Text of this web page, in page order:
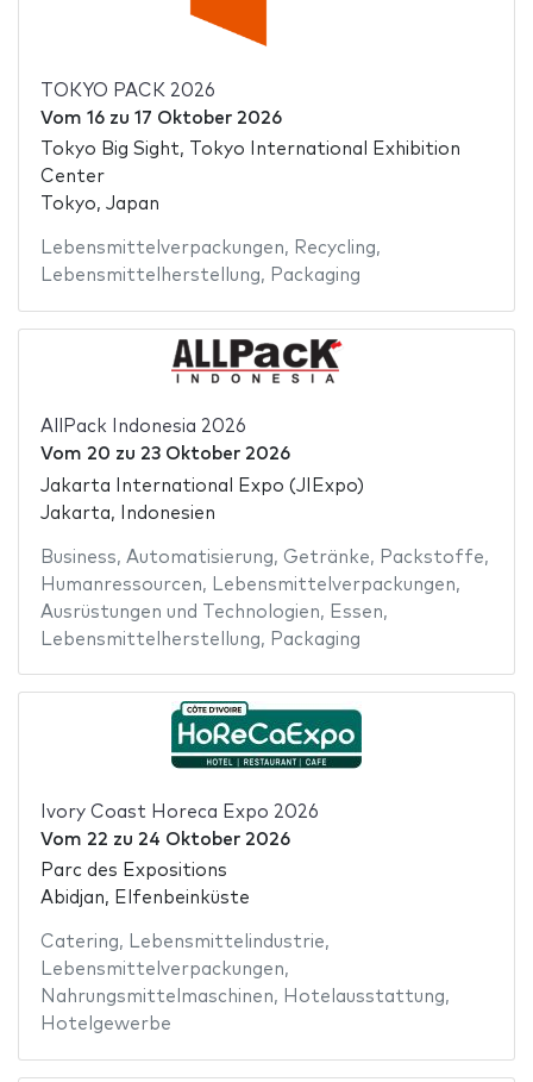
TOKYO PACK 2026
Vom 16zu 17 Oktober 2026
Tokyo Big Sight, Tokyo International Exhibition
Center
Tokyo, Japan
Lebensmittelverpackungen, Recycling,
Lebensmittelherstellung, Packaging
AllPack Indonesia 2026
Vom 20 zu 23 Oktober 2026
Jakarta International Expo (JIExpo)
Jakarta, Indonesien
Business, Automatisierung, Getränke, Packstoffe,
Humanressourcen, Lebensmittelverpackungen,
Ausrüstungen und Technologien, Essen,
Lebensmittelherstellung, Packaging
Ivory Coast Horeca Expo 2026
Vom 22 zu 24 Oktober 2026
Parc des Expositions
Abidjan, Elfenbeinküste
Catering, Lebensmittelindustrie,
Lebensmittelverpackungen,
Nahrungsmittelmaschinen, Hotelausstattung,
Hotelgewerbe